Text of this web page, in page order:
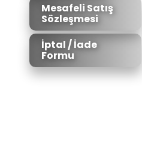
Mesafeli Satış
Sözleşmesi
İptal / İade
Formu